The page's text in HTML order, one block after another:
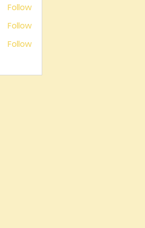
Follow
Follow
Follow